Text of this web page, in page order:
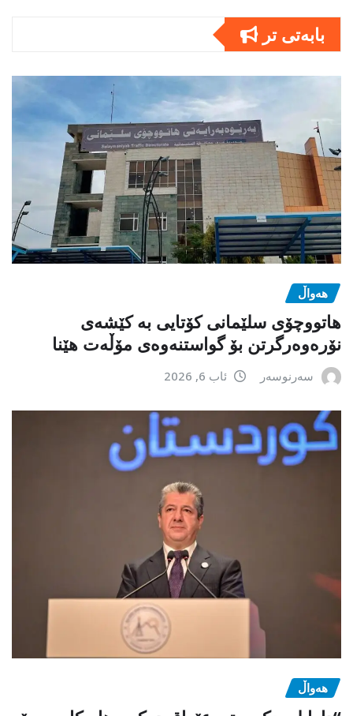
بابەتى تر
هەواڵ
هاتووچۆی سلێمانی کۆتایی بە کێشەی
نۆرەوەرگرتن بۆ گواستنەوەی مۆڵەت هێنا
سەرنوسەر ئاب 6, 2026
هەواڵ